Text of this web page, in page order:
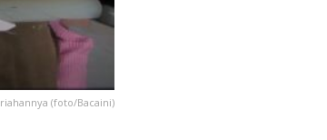
(foto/Bacaini)